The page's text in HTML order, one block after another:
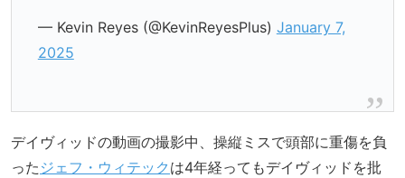
— Kevin Reyes (@KevinReyesPlus) January 7,
2025
デイヴィッドの動画の撮影中、操縦ミスで頭部に重傷を負
った ジェフ・ウィテック は4年経ってもデイヴィッドを批